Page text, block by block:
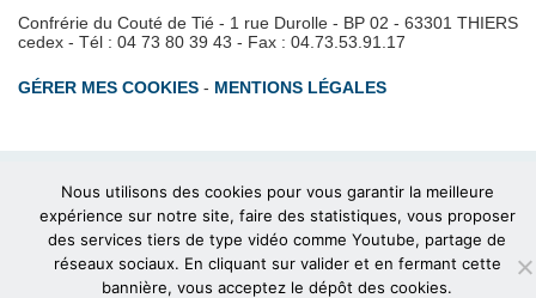
Confrérie du Couté de Tié - 1 rue Durolle - BP 02 - 63301 THIERS
cedex - Tél : 04 73 80 39 43 - Fax : 04.73.53.91.17
GÉRER MES COOKIES - MENTIONS LÉGALES
Nous utilisons des cookies pour vous garantir la meilleure
expérience sur notre site, faire des statistiques, vous proposer
des services tiers de type vidéo comme Youtube, partage de
réseaux sociaux. En cliquant sur valider et en fermant cette
bannière, vous acceptez le dépôt des cookies.